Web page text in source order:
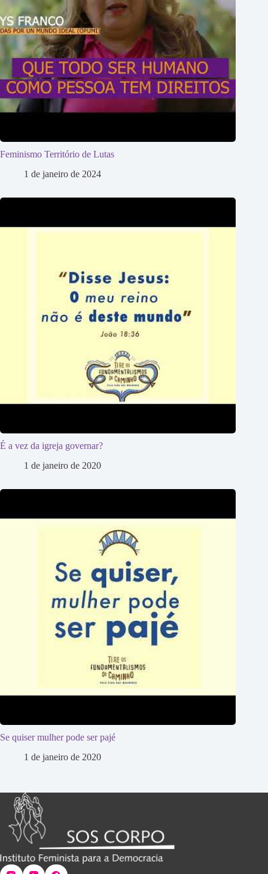
Feminismo Território de Lutas
1 de janeiro de 2024
É a vez da igreja governar?
1 de janeiro de 2020
Se quiser mulher pode ser pajé
1 de janeiro de 2020